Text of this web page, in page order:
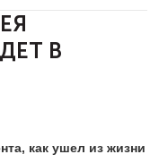
В
как ушел из жизни